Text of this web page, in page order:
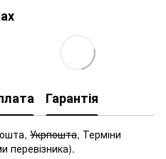
Гарантія
Укрпошта, Терміни
перевізника).